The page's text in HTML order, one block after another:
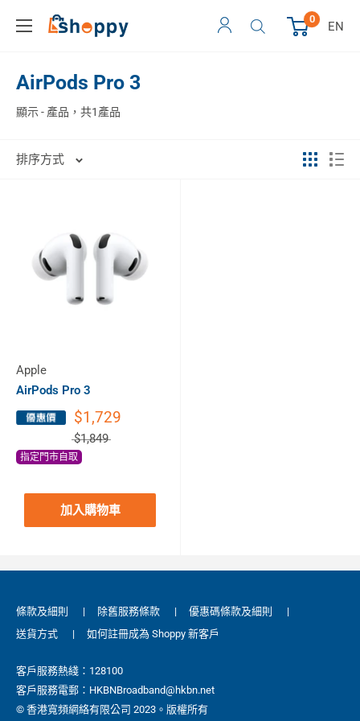
0
EN
AirPods Pro 3
顯示 - 產品，共1產品
排序方式
Apple
AirPods Pro 3
$1,729
$1,849
指定門市自取
加入購物車
條款及細則 | 除舊服務條款 | 優惠碼條款及細則
|
送貨方式
| 如何註冊成為 Shoppy 新客戶
客戶服務熱綫：128100
客戶服務電郵：HKBNBroadband@hkbn.net
© 香港寬頻網絡有限公司 2023。版權所有